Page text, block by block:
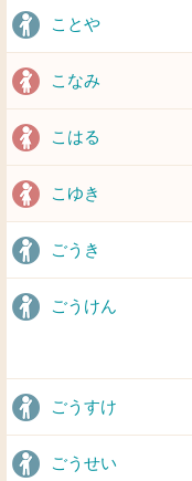
ことや
こなみ
こはる
こゆき
ごうき
ごうけん
ごうすけ
ごうせい